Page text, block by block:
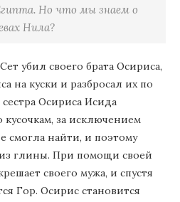
Но что мы знаем о
Нила?
убил своего брата Осириса,
на куски и разбросал их по
Осириса Исида
кусочкам, за исключением
смогла найти, и поэтому
глины. При помощи своей
своего мужа, и спустя
Гор. Осирис становится